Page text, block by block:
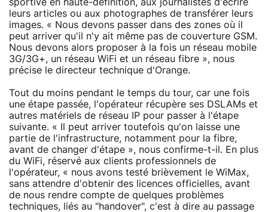
sportive en haute-définition, aux journalistes d'écrire
leurs articles ou aux photographes de transférer leurs
images. « Nous devons passer dans des zones où il
peut arriver qu'il n'y ait même pas de couverture GSM.
Nous devons alors proposer à la fois un réseau mobile
3G/3G+, un réseau WiFi et un réseau fibre », nous
précise le directeur technique d'Orange.
Tout du moins pendant le temps du tour, car une fois
une étape passée, l'opérateur récupère ses DSLAMs et
autres matériels de réseau IP pour passer à l'étape
suivante. « Il peut arriver toutefois qu'on laisse une
partie de l'infrastructure, notamment pour la fibre,
avant de changer d'étape », nous confirme-t-il. En plus
du WiFi, réservé aux clients professionnels de
l'opérateur, « nous avons testé brièvement le WiMax,
sans attendre d'obtenir des licences officielles, avant
de nous rendre compte de quelques problèmes
techniques, liés au "handover", c'est à dire au passage